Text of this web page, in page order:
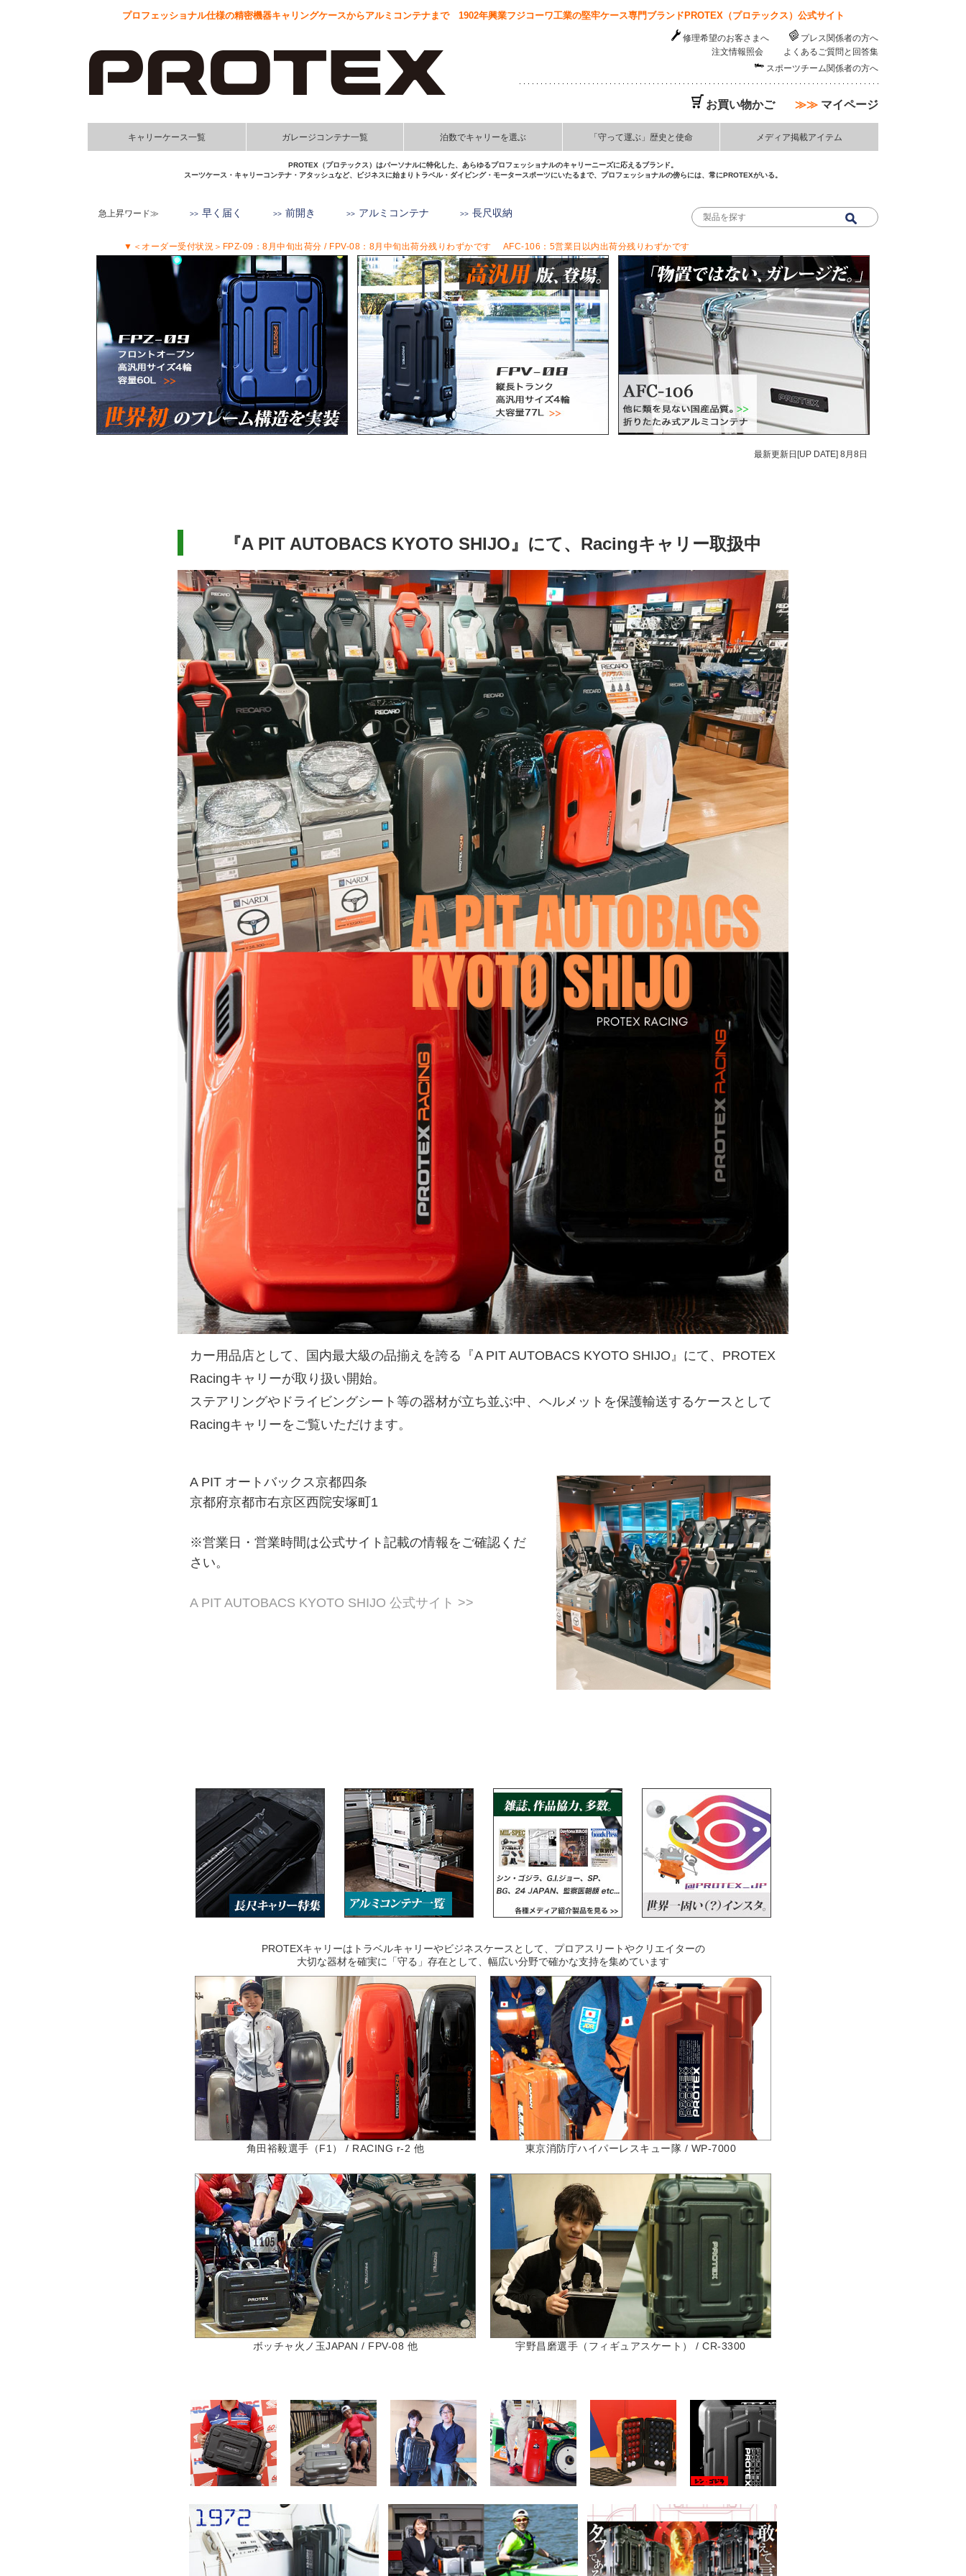
プロフェッショナル仕様の精密機器キャリングケースからアルミコンテナまで 1902年興業フジコーワ工業の堅牢ケース専門ブランドPROTEX（プロテックス）公式サイト
修理希望のお客さまへ
プレス関係者の方へ
注文情報照会
よくあるご質問と回答集
スポーツチーム関係者の方へ
お買い物かご ≫≫ マイページ
キャリーケース一覧 ガレージコンテナ一覧 泊数でキャリーを選ぶ 「守って運ぶ」歴史と使命 メディア掲載アイテム
PROTEX（プロテックス）はパーソナルに特化した、あらゆるプロフェッショナルのキャリーニーズに応えるブランド。
スーツケース・キャリーコンテナ・アタッシュなど、ビジネスに始まりトラベル・ダイビング・モータースポーツにいたるまで、プロフェッショナルの傍らには、常にPROTEXがいる。
急上昇ワード≫ 早く届く 前開き アルミコンテナ 長尺収納
▼＜オーダー受付状況＞FPZ-09：8月中旬出荷分 / FPV-08：8月中旬出荷分残りわずかです AFC-106：5営業日以内出荷分残りわずかです
最新更新日[UP DATE] 8月8日
『A PIT AUTOBACS KYOTO SHIJO』にて、Racingキャリー取扱中
カー用品店として、国内最大級の品揃えを誇る『A PIT AUTOBACS KYOTO SHIJO』にて、PROTEX
Racingキャリーが取り扱い開始。
ステアリングやドライビングシート等の器材が立ち並ぶ中、ヘルメットを保護輸送するケースとして
Racingキャリーをご覧いただけます。
A PIT オートバックス京都四条
京都府京都市右京区西院安塚町1
※営業日・営業時間は公式サイト記載の情報をご確認くだ
さい。
A PIT AUTOBACS KYOTO SHIJO 公式サイト >>
PROTEXキャリーはトラベルキャリーやビジネスケースとして、プロアスリートやクリエイターの
大切な器材を確実に「守る」存在として、幅広い分野で確かな支持を集めています
角田裕毅選手（F1） / RACING r-2 他 東京消防庁ハイパーレスキュー隊 / WP-7000
ボッチャ火ノ玉JAPAN / FPV-08 他 宇野昌磨選手（フィギュアスケート） / CR-3300